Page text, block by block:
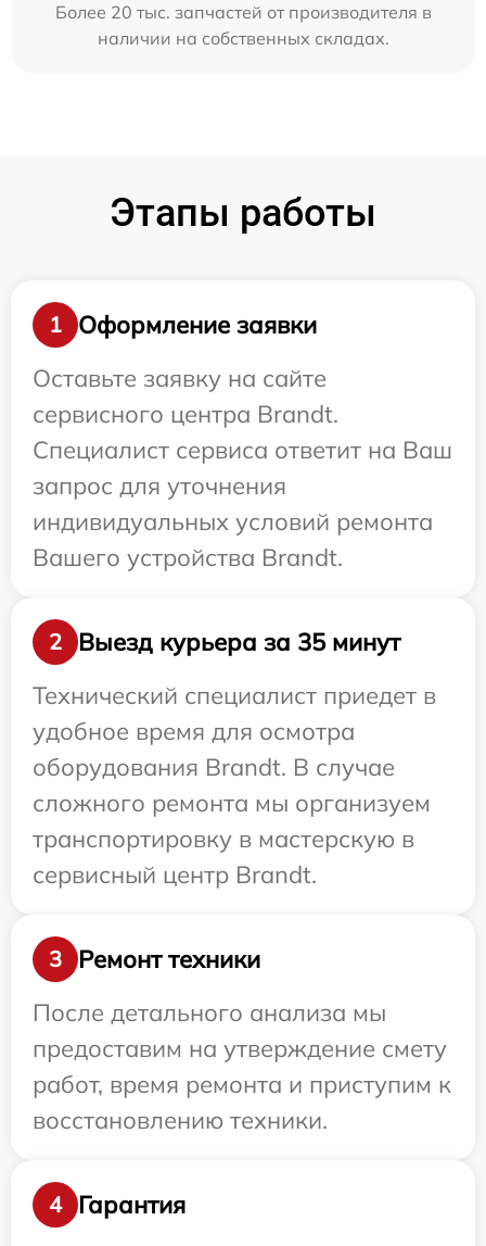
Более 20 тыс. запчастей от производителя в
наличии на собственных складах.
Этапы работы
1
Оформление заявки
Оставьте заявку на сайте
сервисного центра Brandt.
Специалист сервиса ответит на Ваш
запрос для уточнения
индивидуальных условий ремонта
Вашего устройства Brandt.
2
Выезд курьера за 35 минут
Технический специалист приедет в
удобное время для осмотра
оборудования Brandt. В случае
сложного ремонта мы организуем
транспортировку в мастерскую в
сервисный центр Brandt.
3
Ремонт техники
После детального анализа мы
предоставим на утверждение смету
работ, время ремонта и приступим к
восстановлению техники.
4
Гарантия